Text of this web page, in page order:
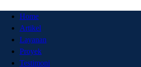
Home
Artikel
Layanan
Proyek
Testimoni